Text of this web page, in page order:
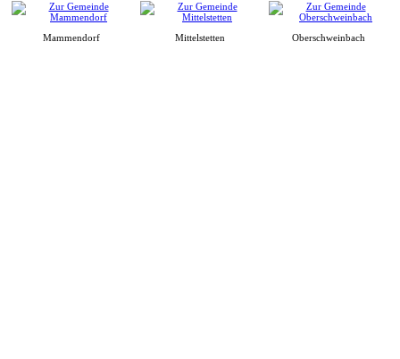
Mammendorf Mittelstetten Oberschweinbach